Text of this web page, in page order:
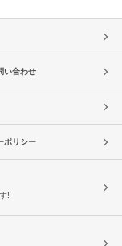
い合わせ
ポリシー
!